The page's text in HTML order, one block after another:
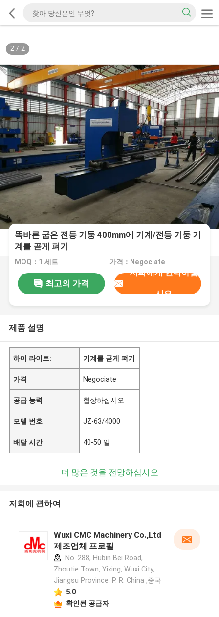
2/ 2
똑바른 굽은 전등 기둥 400mm에 기계/전등 기둥 기
계를 곧게 펴기
MOQ：1 세트 가격：Negociate
최고의 가격
저희에게 연락하십
시오
제품 설명
하이 라이트: 기계를 곧게 펴기
가격 Negociate
공급 능력 협상하십시오
모델 번호 JZ-63/4000
배달 시간 40-50 일
더 많은 것을 전망하십시오
저희에 관하여
Wuxi CMC Machinery Co.,Ltd
제조업체 프로필
No. 288, Hubin Bei Road,
Zhoutie Town, Yixing, Wuxi City,
Jiangsu Province, P. R. China ,중국
5.0
확인된 공급자